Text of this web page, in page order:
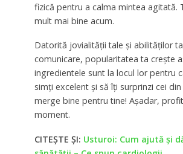
fizică pentru a calma mintea agitată.
mult mai bine acum.
Datorită jovialității tale și abilităților
comunicare, popularitatea ta crește
ingredientele sunt la locul lor pentru
simți excelent și să îți surprinzi cei
merge bine pentru tine! Așadar,
moment.
CITEȘTE ȘI: Usturoi: Cum ajută și